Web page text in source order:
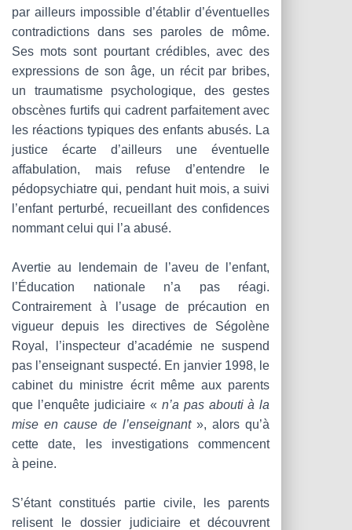
par ailleurs impossible d’établir d’éventuelles
contradictions dans ses paroles de môme.
Ses mots sont pourtant crédibles, avec des
expressions de son âge, un récit par bribes,
un traumatisme psychologique, des gestes
obscènes furtifs qui cadrent parfaitement avec
les réactions typiques des enfants abusés. La
justice écarte d’ailleurs une éventuelle
affabulation, mais refuse d’entendre le
pédopsychiatre qui, pendant huit mois, a suivi
l’enfant perturbé, recueillant des confidences
nommant celui qui l’a abusé.
Avertie au lendemain de l’aveu de l’enfant,
l’Éducation nationale n’a pas réagi.
Contrairement à l’usage de précaution en
vigueur depuis les directives de Ségolène
Royal, l’inspecteur d’académie ne suspend
pas l’enseignant suspecté. En janvier 1998, le
cabinet du ministre écrit même aux parents
que l’enquête judiciaire « n’a pas abouti à la
mise en cause de l’enseignant», alors qu’à
cette date, les investigations commencent
à peine.
S’étant constitués partie civile, les parents
relisent le dossier judiciaire et découvrent